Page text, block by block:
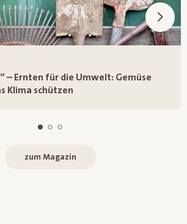
– Ernten für die Umwelt: Gemüse
Klima schützen
zum Magazin